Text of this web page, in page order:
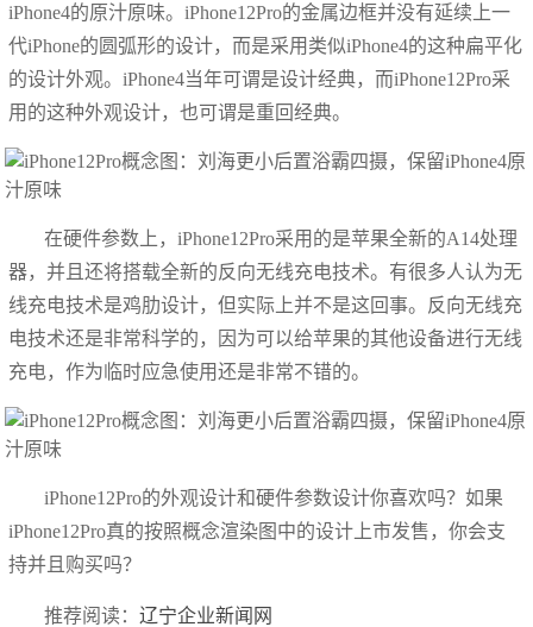
iPhone4的原汁原味。iPhone12Pro的金属边框并没有延续上一
代iPhone的圆弧形的设计，而是采用类似iPhone4的这种扁平化
的设计外观。iPhone4当年可谓是设计经典，而iPhone12Pro采
用的这种外观设计，也可谓是重回经典。
在硬件参数上，iPhone12Pro采用的是苹果全新的A14处理
器，并且还将搭载全新的反向无线充电技术。有很多人认为无
线充电技术是鸡肋设计，但实际上并不是这回事。反向无线充
电技术还是非常科学的，因为可以给苹果的其他设备进行无线
充电，作为临时应急使用还是非常不错的。
iPhone12Pro的外观设计和硬件参数设计你喜欢吗？如果
iPhone12Pro真的按照概念渲染图中的设计上市发售，你会支
持并且购买吗？
推荐阅读：辽宁企业新闻网